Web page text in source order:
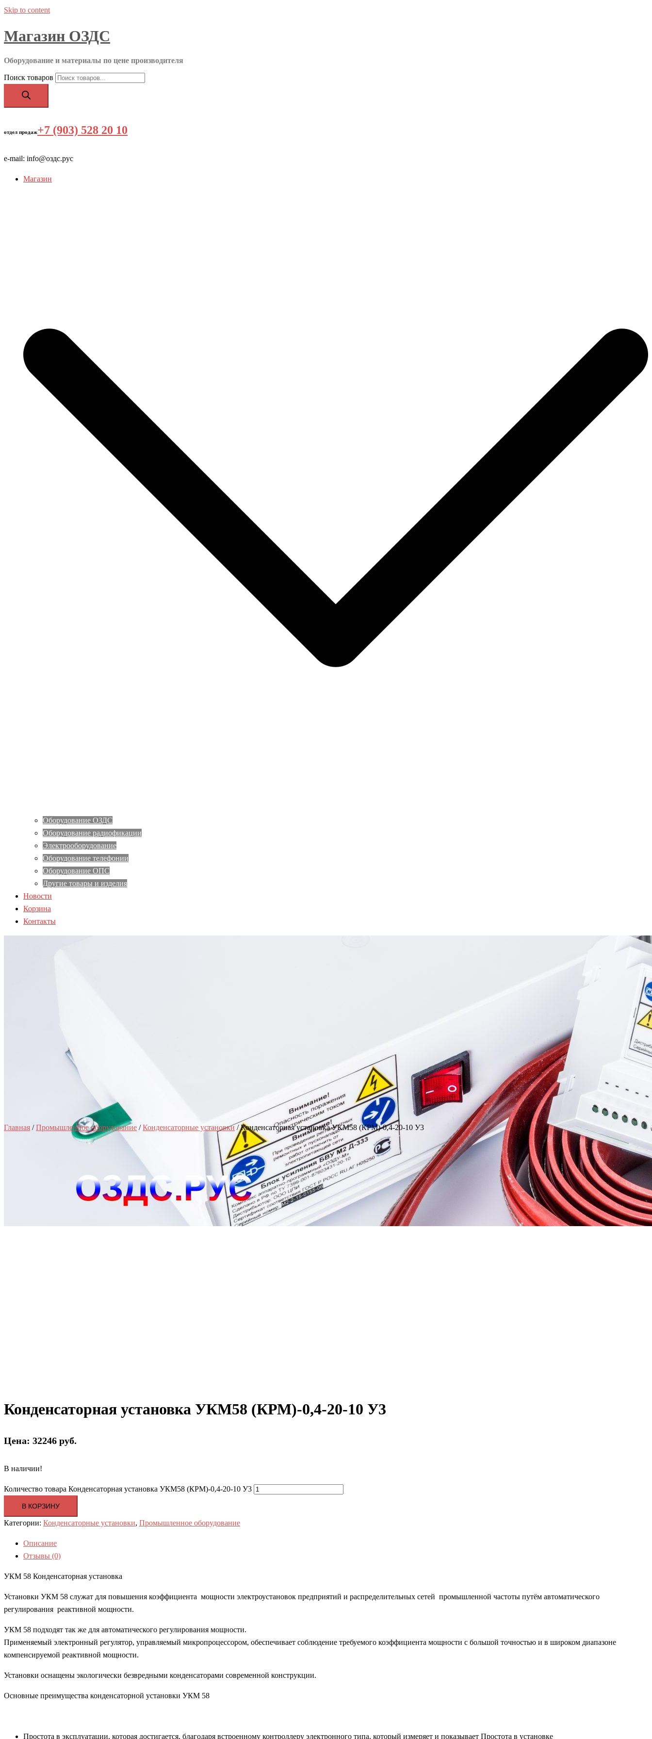
Skip to content
Магазин ОЗДС
Оборудование и материалы по цене производителя
Поиск товаров
отдел продаж+7 (903) 528 20 10
e-mail: info@оздс.рус
Магазин
Оборудование ОЗДС
Оборудование радиофикации
Электрооборудование
Оборудование телефонии
Оборудование ОПС
Другие товары и изделия
Новости
Корзина
Контакты
Главная /Промышленное оборудование /Конденсаторные установки/ Конденсаторная установка УКМ58 (КРМ)-0,4-20-10 У3
Конденсаторная установка УКМ58 (КРМ)-0,4-20-10 У3
Цена: 32246 руб.
В наличии!
Количество товара Конденсаторная установка УКМ58 (КРМ)-0,4-20-10 У3
В КОРЗИНУ
Категории: Конденсаторные установки, Промышленное оборудование
Описание
Отзывы (0)
УКМ 58 Конденсаторная установка
Установки УКМ 58 служат для повышения коэффициента мощности электроустановок предприятий и распределительных сетей промышленной частоты путём автоматического
регулирования реактивной мощности.
УКМ 58 подходят так же для автоматического регулирования мощности.
Применяемый электронный регулятор, управляемый микропроцессором, обеспечивает соблюдение требуемого коэффициента мощности с большой точностью и в широком диапазоне
компенсируемой реактивной мощности.
Установки оснащены экологически безвредными конденсаторами современной конструкции.
Основные преимущества конденсаторной установки УКМ 58
Простота в эксплуатации, которая достигается, благодаря встроенному контроллеру электронного типа, который измеряет и показывает Простота в установке